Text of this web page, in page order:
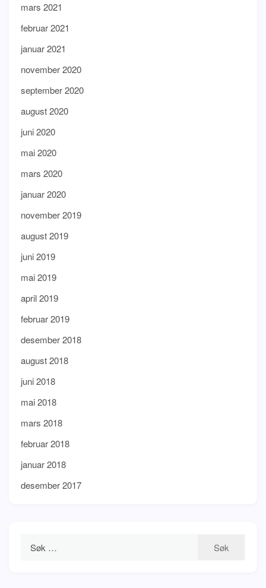
mars 2021
februar 2021
januar 2021
november 2020
september 2020
august 2020
juni 2020
mai 2020
mars 2020
januar 2020
november 2019
august 2019
juni 2019
mai 2019
april 2019
februar 2019
desember 2018
august 2018
juni 2018
mai 2018
mars 2018
februar 2018
januar 2018
desember 2017
etter: